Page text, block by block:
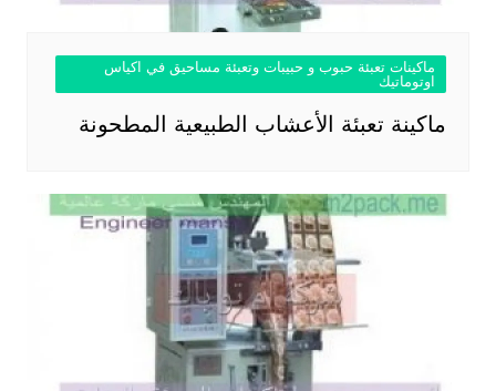
ماكينات تعبئة حبوب و حبيبات وتعبئة مساحيق في اكياس
اوتوماتيك
ماكينة تعبئة الأعشاب الطبيعية المطحونة